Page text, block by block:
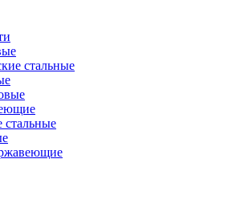
стальные